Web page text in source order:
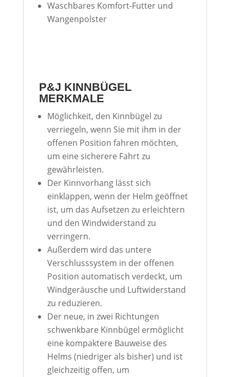
Waschbares Komfort-Futter und
Wangenpolster
P&J KINNBÜGEL
MERKMALE
Möglichkeit, den Kinnbügel zu
verriegeln, wenn Sie mit ihm in der
offenen Position fahren möchten,
um eine sicherere Fahrt zu
gewährleisten.
Der Kinnvorhang lässt sich
einklappen, wenn der Helm geöffnet
ist, um das Aufsetzen zu erleichtern
und den Windwiderstand zu
verringern.
Außerdem wird das untere
Verschlusssystem in der offenen
Position automatisch verdeckt, um
Windgeräusche und Luftwiderstand
zu reduzieren.
Der neue, in zwei Richtungen
schwenkbare Kinnbügel ermöglicht
eine kompaktere Bauweise des
Helms (niedriger als bisher) und ist
gleichzeitig offen, um